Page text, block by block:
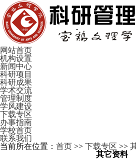
网站首页
机构设置
新闻中心
科研项目
科研成果
学术交流
管理制度
学风建设
下载专区
办事指南
学校首页
联系我们
当前所在位置： 首页 >> 下载专区 >>
其它资料